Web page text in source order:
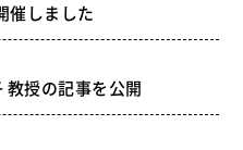
催しました
教授の記事を公開